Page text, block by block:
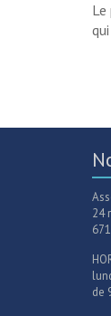
24
de